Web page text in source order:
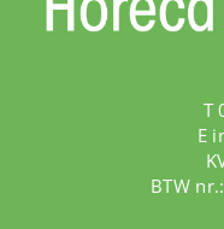
T
E
BTW